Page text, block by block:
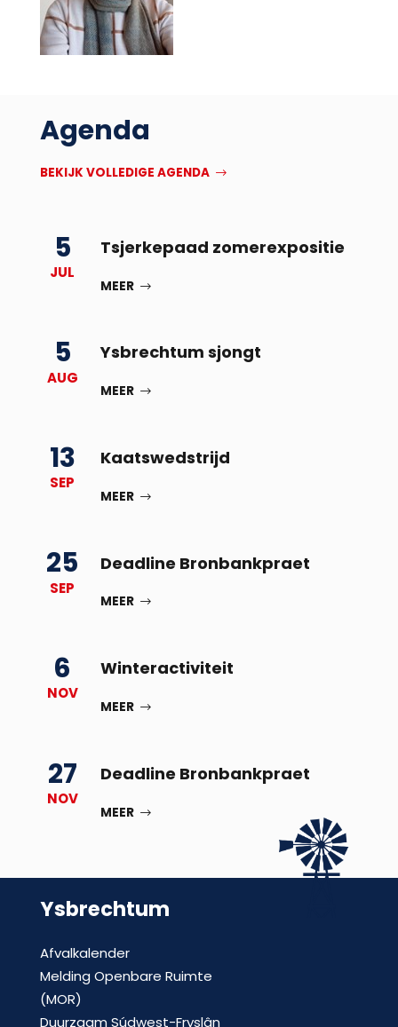
Agenda
BEKIJK VOLLEDIGE AGENDA
5
JUL
Tsjerkepaad zomerexpositie
MEER
5
AUG
Ysbrechtum sjongt
MEER
13
SEP
Kaatswedstrijd
MEER
25
SEP
Deadline Bronbankpraet
MEER
6
NOV
Winteractiviteit
MEER
27
NOV
Deadline Bronbankpraet
MEER
Ysbrechtum
Afvalkalender
Melding Openbare Ruimte
(MOR)
Duurzaam Súdwest-Fryslân